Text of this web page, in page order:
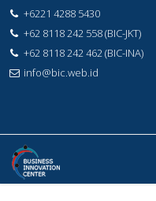
+6221 4288 5430
+62 8118 242 558 (BIC-JKT)
+62 8118 242 462 (BIC-INA)
info@bic.web.id